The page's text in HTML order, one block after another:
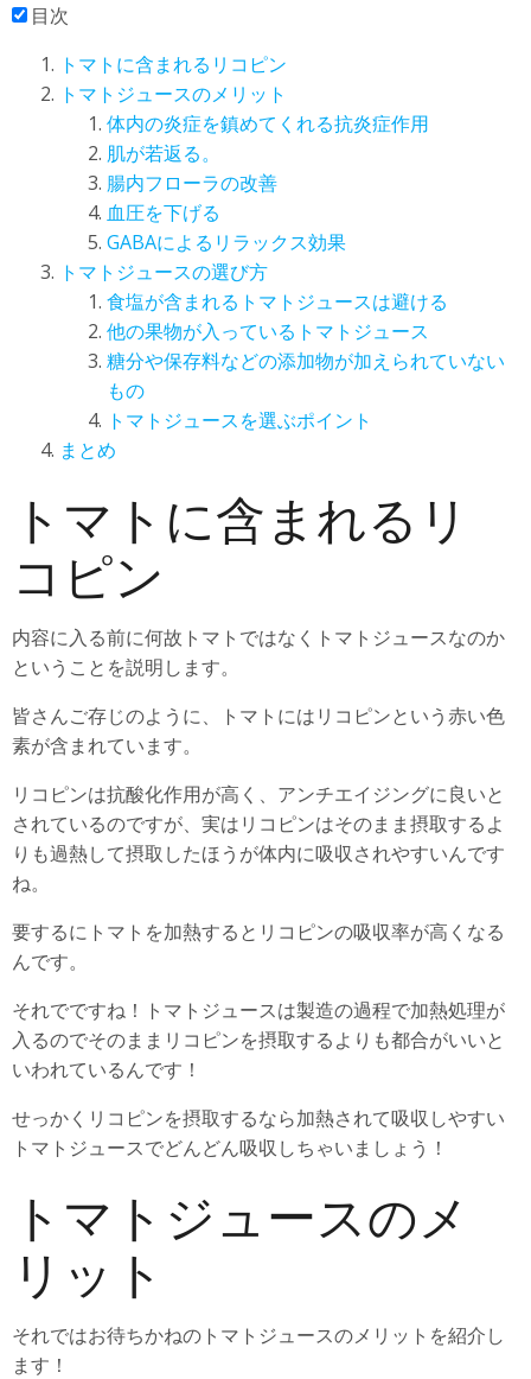
目次
トマトに含まれるリコピン
トマトジュースのメリット
体内の炎症を鎮めてくれる抗炎症作用
肌が若返る。
腸内フローラの改善
血圧を下げる
GABAによるリラックス効果
トマトジュースの選び方
食塩が含まれるトマトジュースは避ける
他の果物が入っているトマトジュース
糖分や保存料などの添加物が加えられていない
もの
トマトジュースを選ぶポイント
まとめ
トマトに含まれるリ
コピン
内容に入る前に何故トマトではなくトマトジュースなのか
ということを説明します。
皆さんご存じのように、トマトにはリコピンという赤い色
素が含まれています。
リコピンは抗酸化作用が高く、アンチエイジングに良いと
されているのですが、実はリコピンはそのまま摂取するよ
りも過熱して摂取したほうが体内に吸収されやすいんです
ね。
要するにトマトを加熱するとリコピンの吸収率が高くなる
んです。
それでですね！トマトジュースは製造の過程で加熱処理が
入るのでそのままリコピンを摂取するよりも都合がいいと
いわれているんです！
せっかくリコピンを摂取するなら加熱されて吸収しやすい
トマトジュースでどんどん吸収しちゃいましょう！
トマトジュースのメ
リット
それではお待ちかねのトマトジュースのメリットを紹介し
ます！